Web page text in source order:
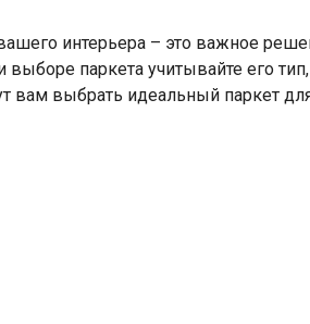
интерьера – это важное
паркета учитывайте его тип,
вам выбрать идеальный паркет